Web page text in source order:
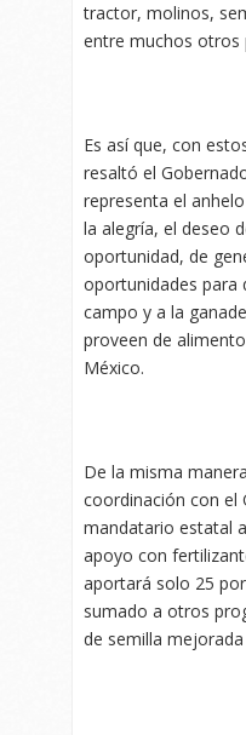
tractor, molinos,
entre muchos otros
Es así que, con
resaltó el
representa el
la alegría, el deseo
oportunidad, de
oportunidades para
campo y a la
proveen de
México.
De la misma
coordinación con el
mandatario estatal
apoyo con
aportará solo 25
sumado a otros
de semilla